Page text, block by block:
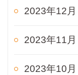
2023年12月
2023年11月
2023年10月